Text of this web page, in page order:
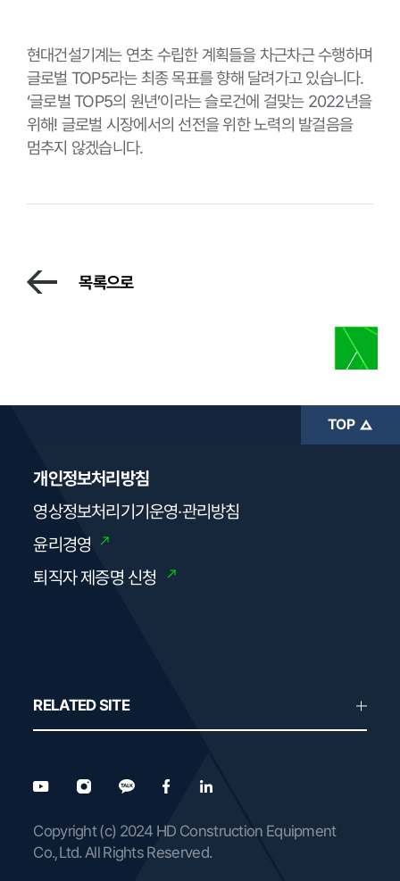
현대건설기계는 연초 수립한 계획들을 차근차근 수행하며
글로벌 TOP5라는 최종 목표를 향해 달려가고 있습니다.
‘글로벌 TOP5의 원년’이라는 슬로건에 걸맞는 2022년을
위해! 글로벌 시장에서의 선전을 위한 노력의 발걸음을
멈추지 않겠습니다.
목록으로
개인정보처리방침
영상정보처리기기운영·관리방침
윤리경영
퇴직자 제증명 신청
RELATED SITE
Copyright (c) 2024 HD Construction Equipment
Co.,Ltd. All Rights Reserved.
TOP